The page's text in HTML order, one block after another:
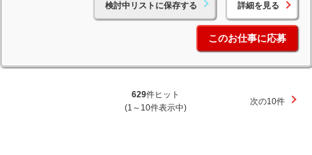
検討中リストに保存する 詳細を見る
このお仕事に応募
629件ヒット
(1～10件表示中)
次の10件